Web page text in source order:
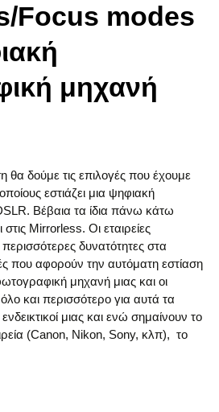
Focus modes
μηχανή
θα δούμε τις επιλογές που έχουμε
εστιάζει μια ψηφιακή
Βέβαια τα ίδια πάνω κάτω
στις Mirrorless. Οι εταιρείες
δυνατότητες στα
που αφορούν την αυτόματη εστίαση
μηχανή μιας και οι
και περισσότερο για αυτά τα
ενδεικτικοί μιας και ενώ σημαίνουν το
(Canon, Nikon, Sony, κλπ), το